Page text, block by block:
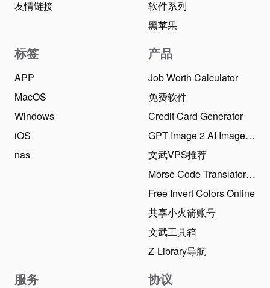
友情链接
软件系列
黑苹果
标签
APP
MacOS
Windows
iOS
nas
产品
Job Worth Calculator
免费软件
Credit Card Generator
GPT Image 2 AI Image Generator
文武VPS推荐
Morse Code Translator Online
Free Invert Colors Online
共享小火箭账号
文武工具箱
Z-Library导航
服务 协议